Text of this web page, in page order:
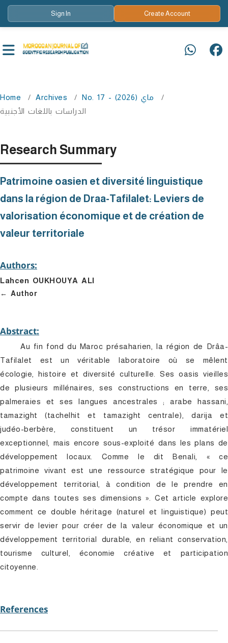
Sign In Create Account
Home / Archives / No. 17 - ماي (2026)
/
الدراسات باللغات الأجنبية
Research Summary
Patrimoine oasien et diversité linguistique
dans la région de Draa-Tafilalet: Leviers de
valorisation économique et de création de
valeur territoriale
Authors:
Lahcen OUKHOUYA ALI
Author
Abstract:
Au fin fond du Maroc présaharien, la région de Drâa-
Tafilalet est un véritable laboratoire où se mêlent
écologie, histoire et diversité culturelle. Ses oasis vieilles
de plusieurs millénaires, ses constructions en terre, ses
palmeraies et ses langues ancestrales ; arabe hassani,
tamazight (tachelhit et tamazight centrale), darija et
judéo-berbère, constituent un trésor immatériel
exceptionnel, mais encore sous-exploité dans les plans de
développement locaux. Comme le dit Benali, « ce
patrimoine vivant est une ressource stratégique pour le
développement territorial, à condition de le prendre en
compte dans toutes ses dimensions ». Cet article explore
comment ce double héritage (naturel et linguistique) peut
servir de levier pour créer de la valeur économique et un
développement territorial durable, en reliant conservation,
tourisme culturel, économie créative et participation
citoyenne.
References